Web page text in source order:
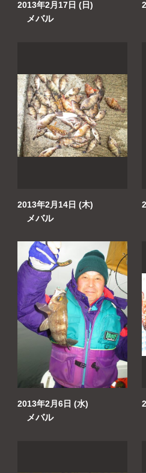
2013年2月17日 (日)
メバル
2013年2月14日 (木)
メバル
2013年2月6日 (水)
メバル